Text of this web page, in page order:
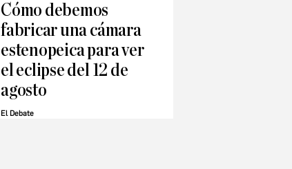
Cómo debemos
fabricar una cámara
estenopeica para ver
el eclipse del 12 de
agosto
El Debate